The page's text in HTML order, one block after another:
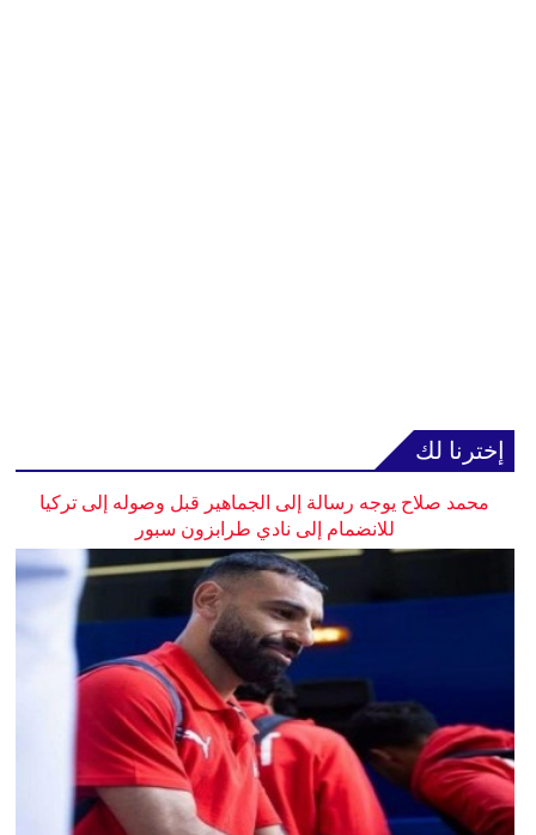
إخترنا لك
محمد صلاح يوجه رسالة إلى الجماهير قبل وصوله إلى تركيا
للانضمام إلى نادي طرابزون سبور